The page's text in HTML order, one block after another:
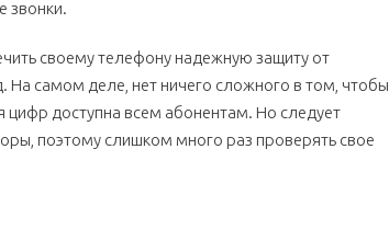
звонки.
своему телефону надежную защиту от
На самом деле, нет ничего сложного в том, чтобы
доступна всем абонентам. Но следует
поэтому слишком много раз проверять свое